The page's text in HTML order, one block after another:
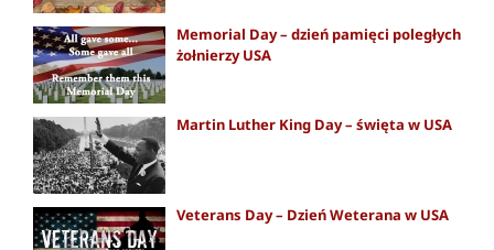
Memorial Day – dzień pamięci poległych
żołnierzy USA
Martin Luther King Day – święta w USA
Veterans Day – Dzień Weterana w USA